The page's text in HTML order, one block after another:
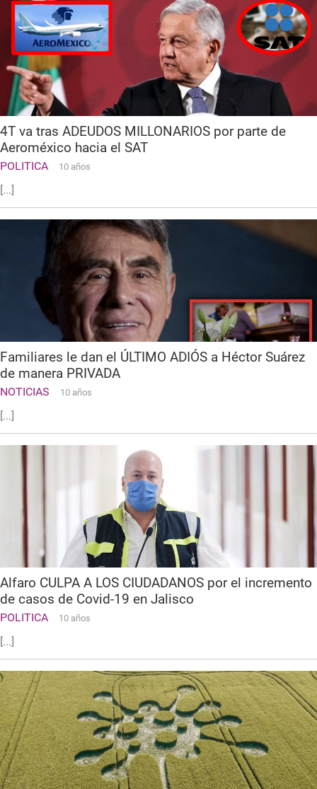
4T va tras ADEUDOS MILLONARIOS por parte de
Aeroméxico hacia el SAT
POLITICA 10 años
[...]
Familiares le dan el ÚLTIMO ADIÓS a Héctor Suárez
de manera PRIVADA
NOTICIAS 10 años
[...]
Alfaro CULPA A LOS CIUDADANOS por el incremento
de casos de Covid-19 en Jalisco
POLITICA 10 años
[...]